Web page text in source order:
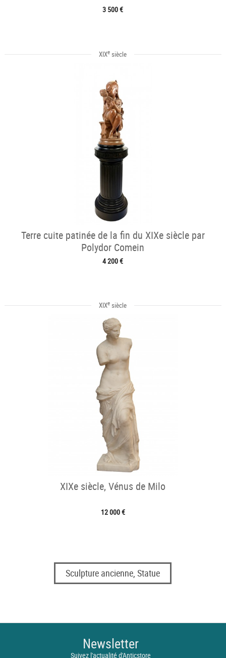
3 500 €
XIXe siècle
Terre cuite patinée de la fin du XIXe siècle par
Polydor Comein
4 200 €
XIXe siècle
XIXe siècle, Vénus de Milo
12 000 €
Sculpture ancienne, Statue
Newsletter
Suivez l'actualité d'Anticstore